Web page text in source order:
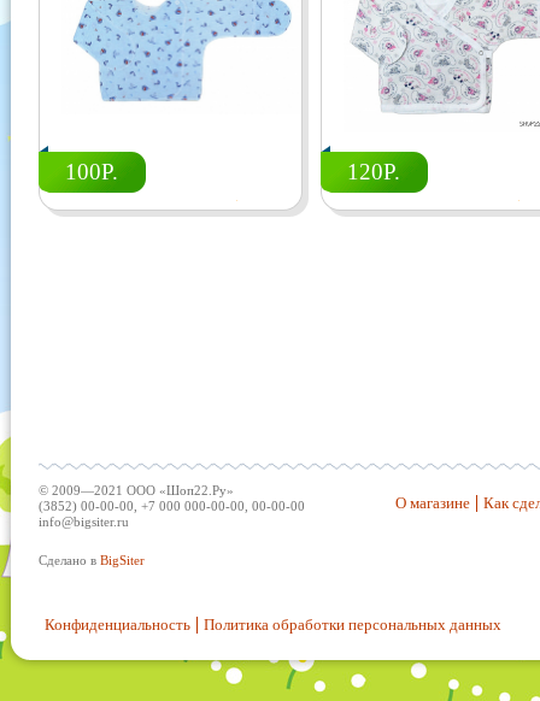
100Р. 120Р.
© 2009—2021 ООО «Шоп22.Ру»
(3852) 00-00-00, +7 000 000-00-00, 00-00-00
info@bigsiter.ru
Сделано в BigSiter
О магазине Как
Конфиденциальность Политика обработки персональных данных